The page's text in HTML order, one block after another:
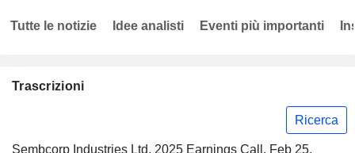
Trascrizioni
Ricerca
Sembcorp Industries Ltd, 2025 Earnings Call, Feb 25,
Tutte le notizie Idee analisti Eventi più importanti